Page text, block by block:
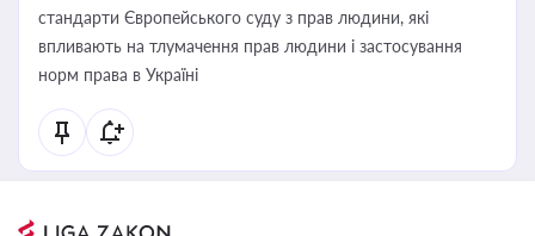
стандарти Європейського суду з прав людини, які
впливають на тлумачення прав людини і застосування
норм права в Україні